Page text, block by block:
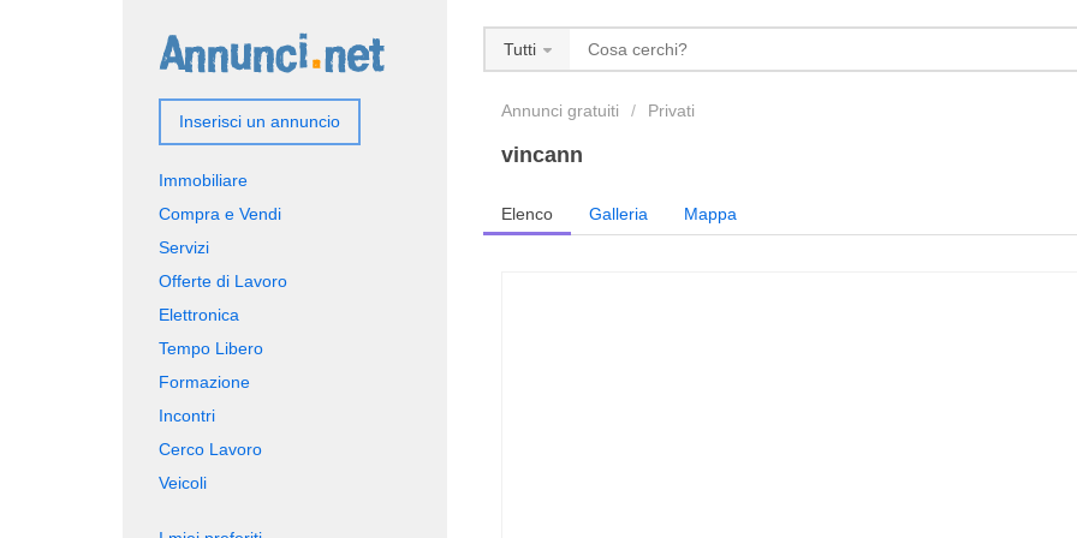
Tutti
Annunci gratuiti Privati
vincann
Elenco Galleria Mappa
Inserisci un annuncio
Immobiliare
Compra e Vendi
Servizi
Offerte di Lavoro
Elettronica
Tempo Libero
Formazione
Incontri
Cerco Lavoro
Veicoli